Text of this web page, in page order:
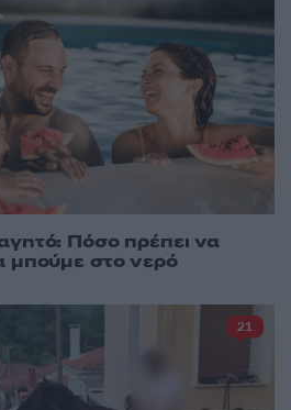
Πόσο πρέπει να
μπούμε στο νερό
21